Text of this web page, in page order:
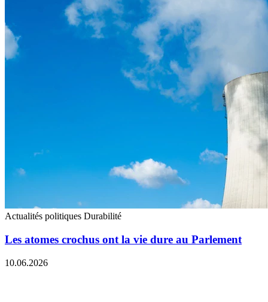
Actualités politiques Durabilité
Les atomes crochus ont la vie dure au Parlement
10.06.2026